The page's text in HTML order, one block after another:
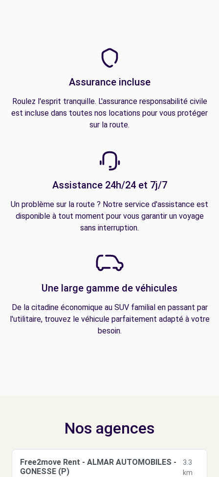
Assurance incluse
Roulez l'esprit tranquille. L'assurance responsabilité civile
est incluse dans toutes nos locations pour vous protéger
sur la route.
Assistance 24h/24 et 7j/7
Un problème sur la route ? Notre service d'assistance est
disponible à tout moment pour vous garantir un voyage
sans interruption.
Une large gamme de véhicules
De la citadine économique au SUV familial en passant par
l'utilitaire, trouvez le véhicule parfaitement adapté à votre
besoin.
Nos agences
Free2move Rent - ALMAR AUTOMOBILES -
GONESSE (P)
3.3
km